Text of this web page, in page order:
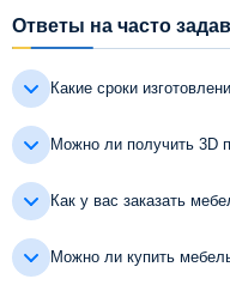
Ответы на часто
Какие сроки
Можно ли получить 3D
Как у вас заказать
Можно ли купить